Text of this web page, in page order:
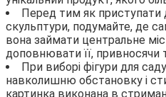
Перед тим як приступати
скульптури, подумайте, де
вона займати центральне
доповнювати її, привносячи
При виборі фігури для
навколишню обстановку і
картинка виконана в